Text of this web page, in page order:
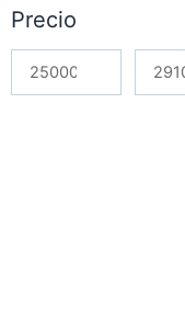
Precio